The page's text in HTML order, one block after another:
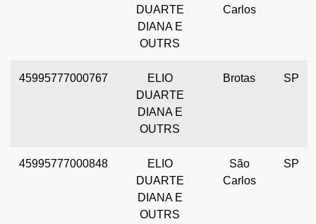
DUARTE
DIANA E
OUTRS
Carlos
45995777000767
ELIO
DUARTE
DIANA E
OUTRS
Brotas SP
45995777000848
ELIO
DUARTE
DIANA E
OUTRS
São
Carlos
SP